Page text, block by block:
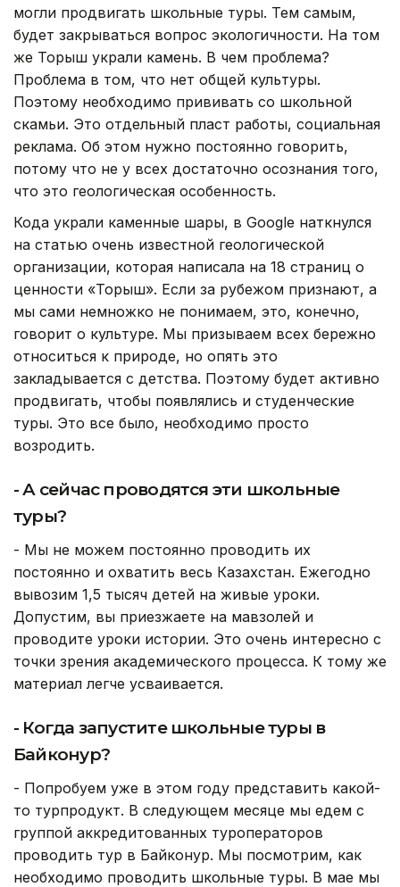
могли продвигать школьные туры. Тем самым,
будет закрываться вопрос экологичности. На том
же Торыш украли камень. В чем проблема?
Проблема в том, что нет общей культуры.
Поэтому необходимо прививать со школьной
скамьи. Это отдельный пласт работы, социальная
реклама. Об этом нужно постоянно говорить,
потому что не у всех достаточно осознания того,
что это геологическая особенность.
Кода украли каменные шары, в Google наткнулся
на статью очень известной геологической
организации, которая написала на 18 страниц о
ценности «Торыш». Если за рубежом признают, а
мы сами немножко не понимаем, это, конечно,
говорит о культуре. Мы призываем всех бережно
относиться к природе, но опять это
закладывается с детства. Поэтому будет активно
продвигать, чтобы появлялись и студенческие
туры. Это все было, необходимо просто
возродить.
- А сейчас проводятся эти школьные
туры?
- Мы не можем постоянно проводить их
постоянно и охватить весь Казахстан. Ежегодно
вывозим 1,5 тысяч детей на живые уроки.
Допустим, вы приезжаете на мавзолей и
проводите уроки истории. Это очень интересно с
точки зрения академического процесса. К тому же
материал легче усваивается.
- Когда запустите школьные туры в
Байконур?
- Попробуем уже в этом году представить какой-
то турпродукт. В следующем месяце мы едем с
группой аккредитованных туроператоров
проводить тур в Байконур. Мы посмотрим, как
необходимо проводить школьные туры. В мае мы